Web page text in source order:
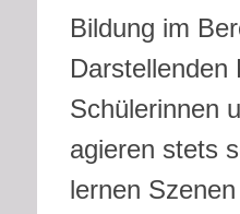
Bildung im
Darstellenden
Schülerinnen
agieren stets
lernen